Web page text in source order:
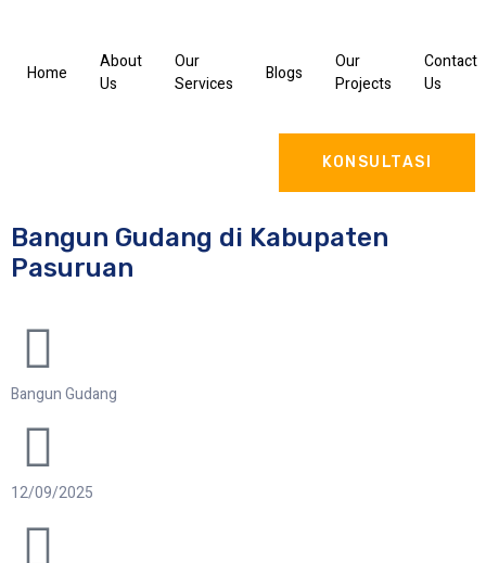
Home
About
Us
Our
Services
Blogs
Our
Projects
Contact
Us
KONSULTASI
Bangun Gudang di Kabupaten
Pasuruan
Bangun Gudang
12/09/2025